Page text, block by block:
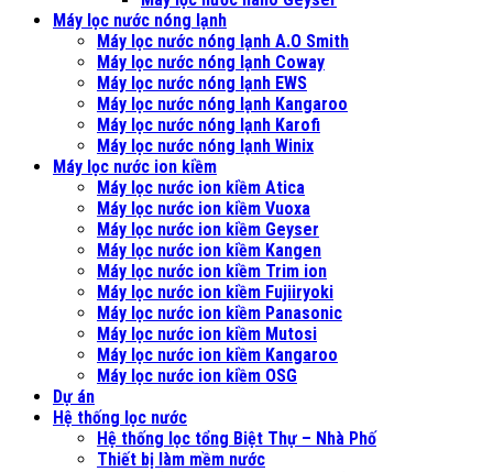
Máy lọc nước nóng lạnh
Máy lọc nước nóng lạnh A.O Smith
Máy lọc nước nóng lạnh Coway
Máy lọc nước nóng lạnh EWS
Máy lọc nước nóng lạnh Kangaroo
Máy lọc nước nóng lạnh Karofi
Máy lọc nước nóng lạnh Winix
Máy lọc nước ion kiềm
Máy lọc nước ion kiềm Atica
Máy lọc nước ion kiềm Vuoxa
Máy lọc nước ion kiềm Geyser
Máy lọc nước ion kiềm Kangen
Máy lọc nước ion kiềm Trim ion
Máy lọc nước ion kiềm Fujiiryoki
Máy lọc nước ion kiềm Panasonic
Máy lọc nước ion kiềm Mutosi
Máy lọc nước ion kiềm Kangaroo
Máy lọc nước ion kiềm OSG
Dự án
Hệ thống lọc nước
Hệ thống lọc tổng Biệt Thự – Nhà Phố
Thiết bị làm mềm nước